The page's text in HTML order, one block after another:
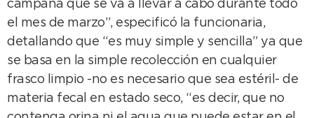
campaña que se va a llevar a cabo durante todo
el mes de marzo”, especificó la funcionaria,
detallando que “es muy simple y sencilla” ya que
se basa en la simple recolección en cualquier
frasco limpio -no es necesario que sea estéril- de
materia fecal en estado seco, “es decir, que no